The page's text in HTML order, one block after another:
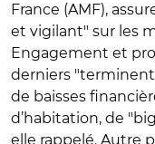
France (AMF),
et vigilant" sur les
Engagement et
derniers
de baisses
d’habitation, de
elle rappelé. Autre